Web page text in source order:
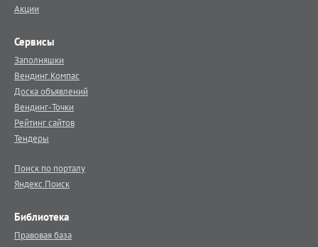
Акции
Сервисы
Заполняшки
Вендинг.Компас
Доска объявлений
Вендинг-Точки
Рейтинг сайтов
Тендеры
Поиск по порталу
Яндекс.Поиск
Библиотека
Правовая база